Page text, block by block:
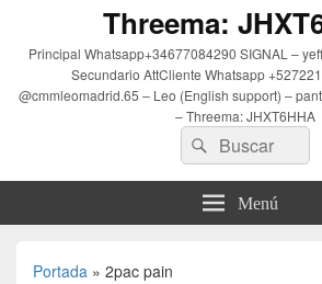
Threema:
Principal Whatsapp+34677084290 SIGNAL –
Secundario AttCliente Whatsapp
@cmmleomadrid.65 – Leo (English support) –
– Threema: JHXT6HHA
Buscar
por:
Buscar
Menú
Portada » 2pac pain